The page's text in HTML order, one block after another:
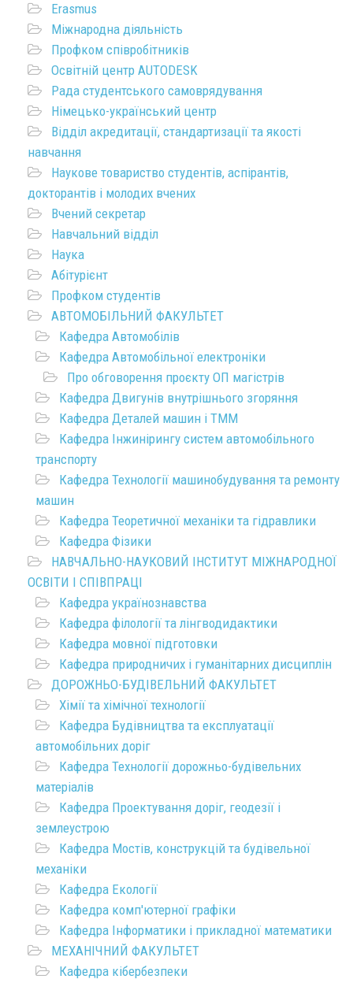
Erasmus
Міжнародна діяльність
Профком співробітників
Освітній центр AUTODESK
Рада студентського самоврядування
Німецько-український центр
Відділ акредитації, стандартизації та якості
навчання
Наукове товариство студентів, аспірантів,
докторантів і молодих вчених
Вчений секретар
Навчальний відділ
Наука
Абітурієнт
Профком студентів
АВТОМОБІЛЬНИЙ ФАКУЛЬТЕТ
Кафедра Автомобілів
Кафедра Автомобільної електроніки
Про обговорення проєкту ОП магістрів
Кафедра Двигунів внутрішнього згоряння
Кафедра Деталей машин і ТММ
Кафедра Інжинірингу систем автомобільного
транспорту
Кафедра Технології машинобудування та ремонту
машин
Кафедра Теоретичної механіки та гідравлики
Кафедра Фізики
НАВЧАЛЬНО-НАУКОВИЙ ІНСТИТУТ МІЖНАРОДНОЇ
ОСВІТИ І СПІВПРАЦІ
Кафедра українознавства
Кафедра філології та лінгводидактики
Кафедра мовної підготовки
Кафедра природничих і гуманітарних дисциплін
ДОРОЖНЬО-БУДІВЕЛЬНИЙ ФАКУЛЬТЕТ
Хімії та хімічної технології
Кафедра Будівництва та експлуатації
автомобільних доріг
Кафедра Технології дорожньо-будівельних
матеріалів
Кафедра Проектування доріг, геодезії і
землеустрою
Кафедра Мостів, конструкцій та будівельної
механіки
Кафедра Екології
Кафедра комп'ютерної графіки
Кафедра Інформатики і прикладної математики
МЕХАНІЧНИЙ ФАКУЛЬТЕТ
Кафедра кібербезпеки